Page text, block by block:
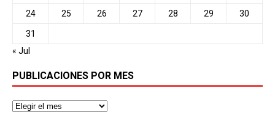
24 25 26 27 28 29 30
31
« Jul
PUBLICACIONES POR MES